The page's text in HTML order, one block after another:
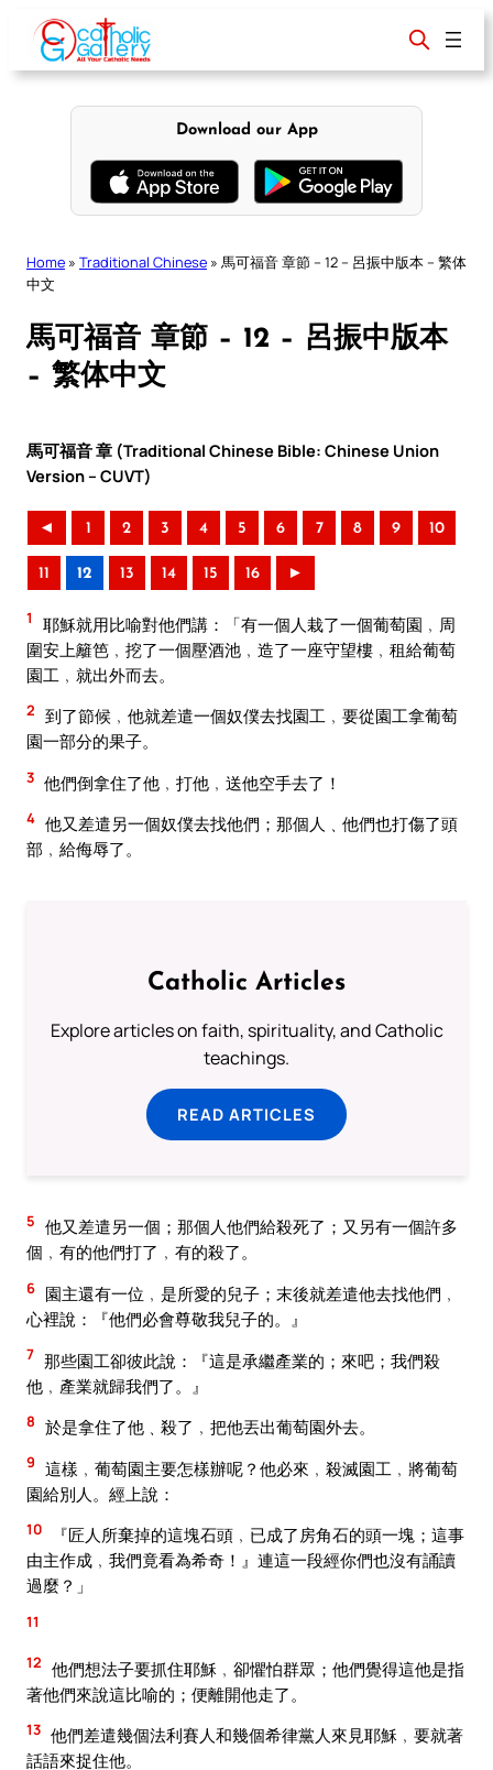
content
Download our App
Home » Traditional Chinese » 馬可福音 章節 – 12 – 呂振中版本 – 繁体
中文
馬可福音 章節 – 12 – 呂振中版本
– 繁体中文
馬可福音 章 (Traditional Chinese Bible: Chinese Union
Version – CUVT)
◄ 1 2 3 4 5 6 7 8 9 10
11 12 13 14 15 16 ►
1
耶穌就用比喻對他們講：「有一個人栽了一個葡萄園﹐周
圍安上籬笆﹐挖了一個壓酒池﹐造了一座守望樓﹐租給葡萄
園工﹐就出外而去。
2 到了節候﹐他就差遣一個奴僕去找園工﹐要從園工拿葡萄
園一部分的果子。
3 他們倒拿住了他﹐打他﹐送他空手去了！
4 他又差遣另一個奴僕去找他們；那個人﹑他們也打傷了頭
部﹐給侮辱了。
Catholic Articles
Explore articles on faith, spirituality, and Catholic
teachings.
READ ARTICLES
5 他又差遣另一個；那個人他們給殺死了；又另有一個許多
個﹐有的他們打了﹐有的殺了。
6 園主還有一位﹐是所愛的兒子；末後就差遣他去找他們﹐
心裡說：『他們必會尊敬我兒子的。』
7 那些園工卻彼此說：『這是承繼產業的；來吧；我們殺
他﹐產業就歸我們了。』
8 於是拿住了他﹑殺了﹐把他丟出葡萄園外去。
9 這樣﹐葡萄園主要怎樣辦呢？他必來﹐殺滅園工﹐將葡萄
園給別人。經上說：
10
『匠人所棄掉的這塊石頭﹐已成了房角石的頭一塊；這事
由主作成﹐我們竟看為希奇！』連這一段經你們也沒有誦讀
過麼？」
11
12 他們想法子要抓住耶穌﹐卻懼怕群眾；他們覺得這他是指
著他們來說這比喻的；便離開他走了。
13 他們差遣幾個法利賽人和幾個希律黨人來見耶穌﹐要就著
話語來捉住他。